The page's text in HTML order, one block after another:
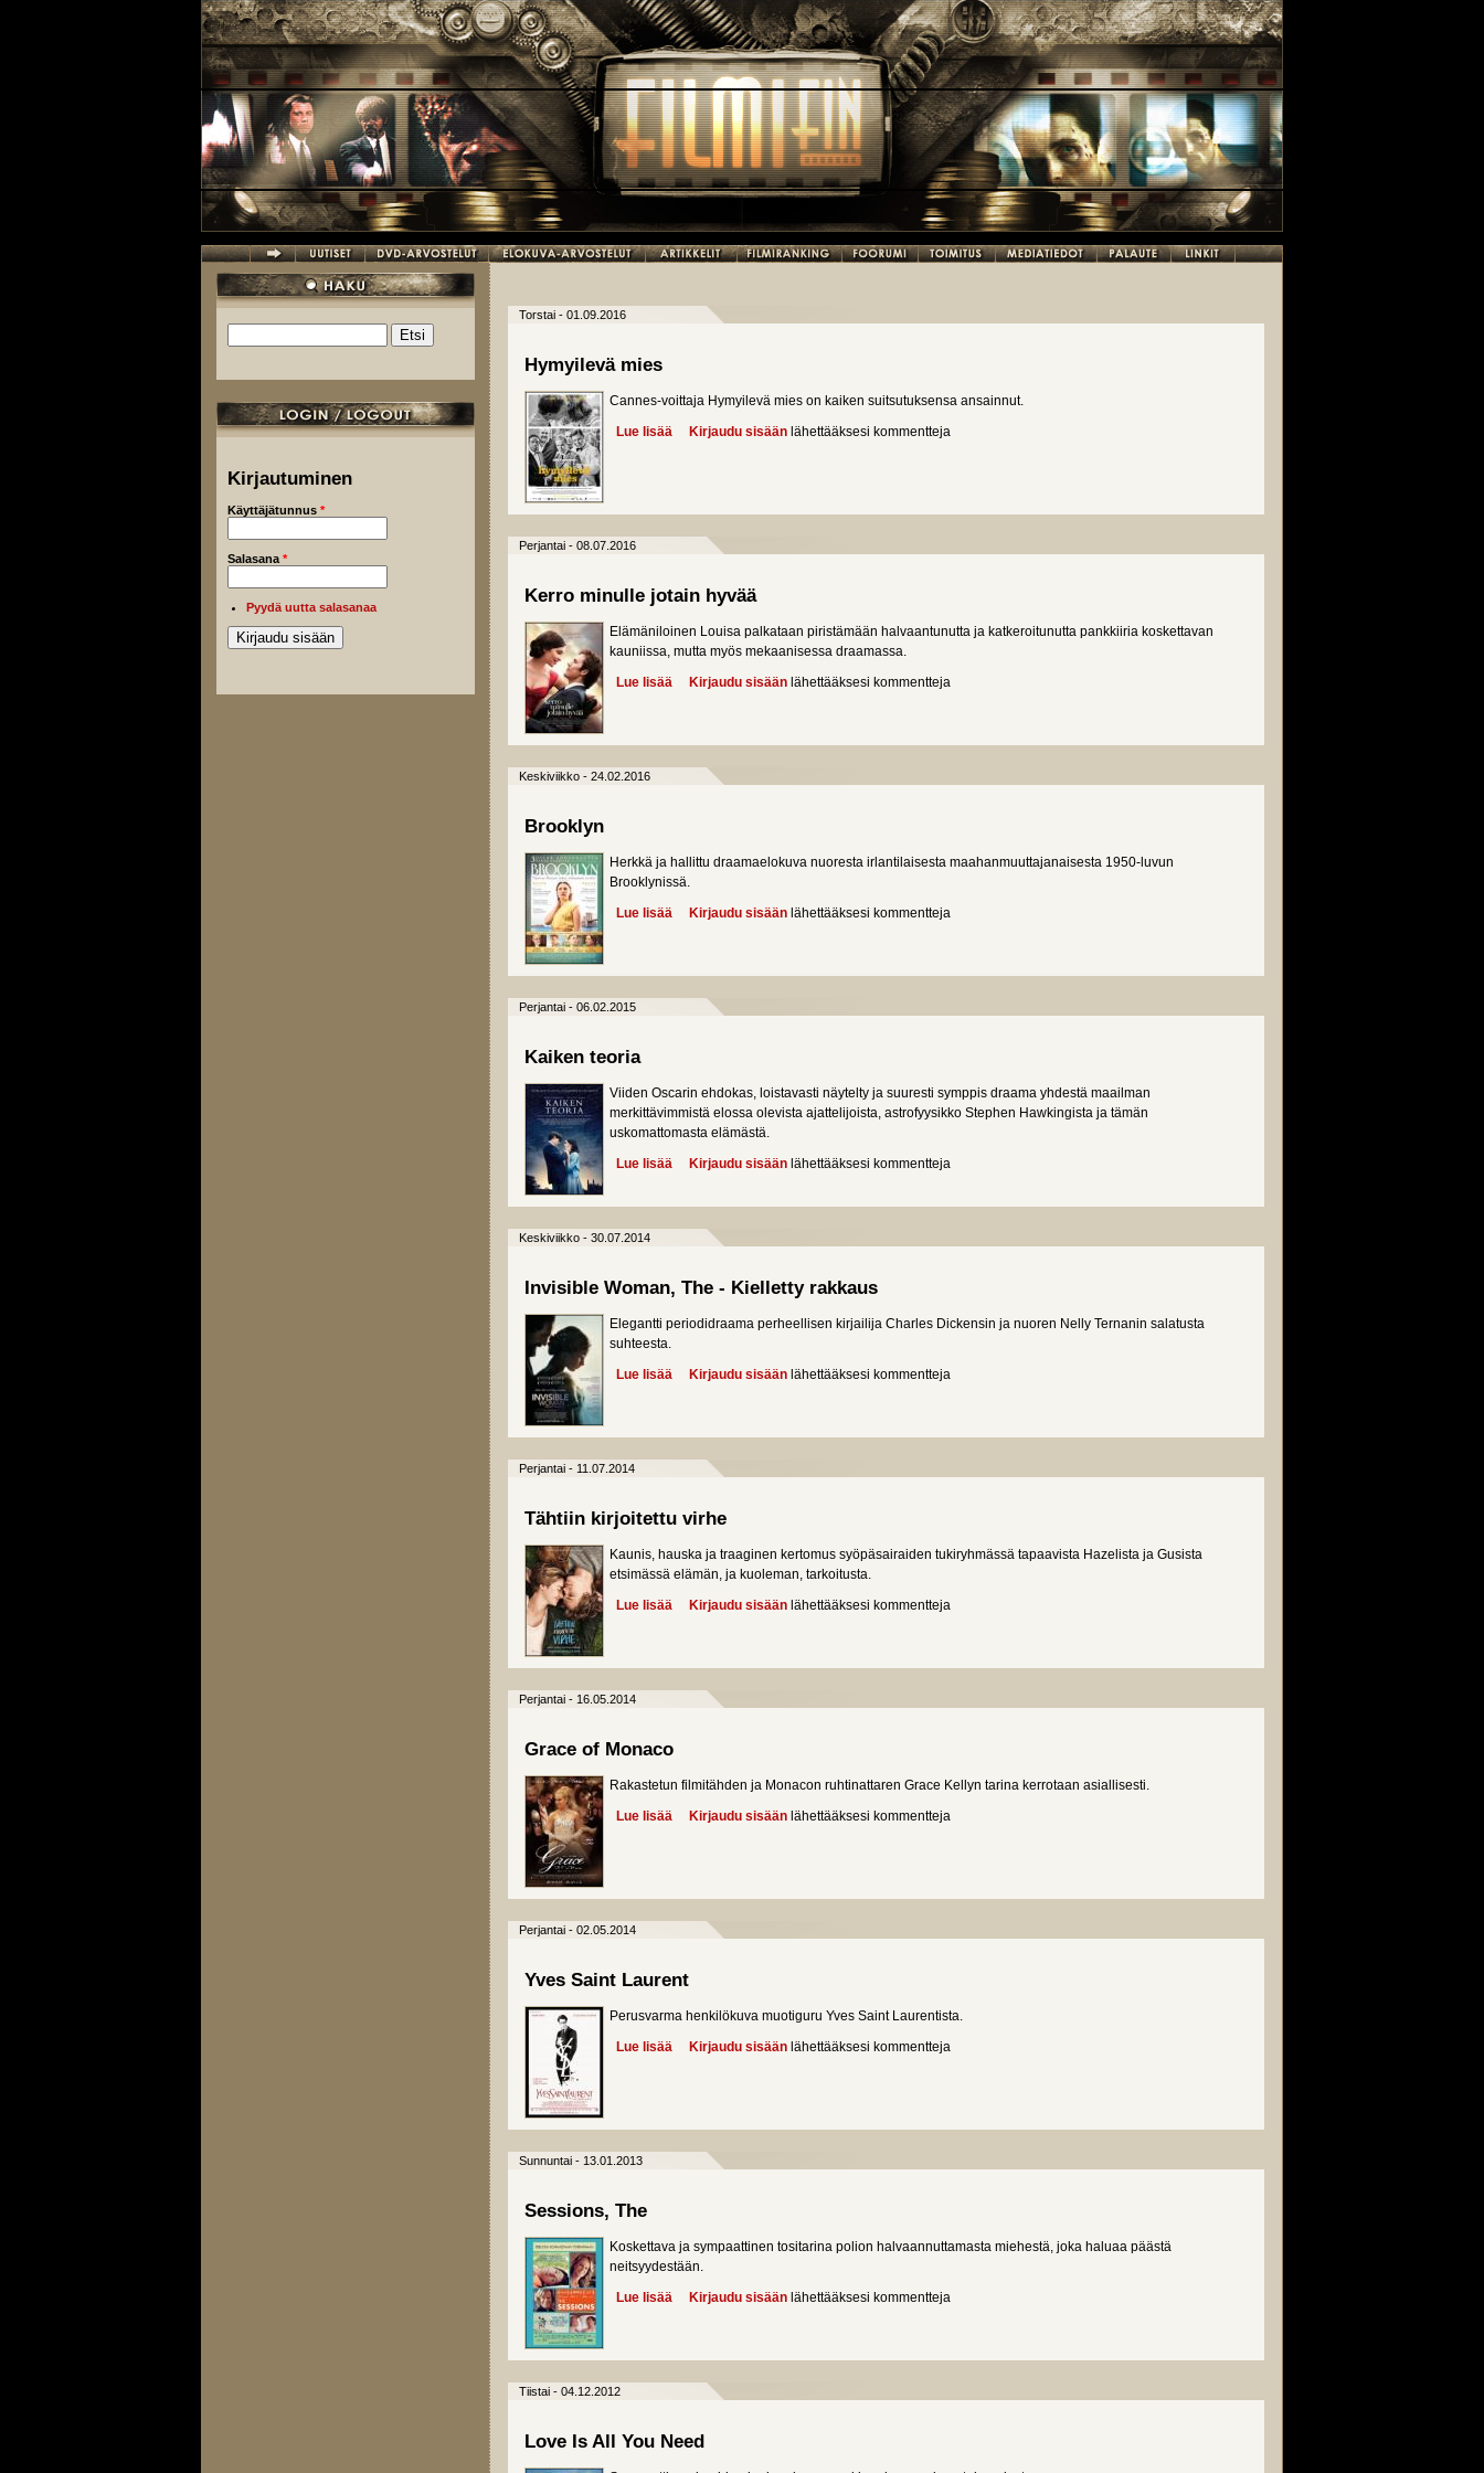
Hakulomake
Kirjautuminen
Käyttäjätunnus *
Salasana *
Pyydä uutta salasanaa
Torstai - 01.09.2016
Hymyilevä mies
Cannes-voittaja Hymyilevä mies on kaiken suitsutuksensa ansainnut.
Lue lisää about Hymyilevä mies
Kirjaudu sisään lähettääksesi kommentteja
Perjantai - 08.07.2016
Kerro minulle jotain hyvää
Elämäniloinen Louisa palkataan piristämään halvaantunutta ja katkeroitunutta pankkiiria koskettavan
kauniissa, mutta myös mekaanisessa draamassa.
Lue lisää about Kerro minulle jotain hyvää
Kirjaudu sisään lähettääksesi kommentteja
Keskiviikko - 24.02.2016
Brooklyn
Herkkä ja hallittu draamaelokuva nuoresta irlantilaisesta maahanmuuttajanaisesta 1950-luvun
Brooklynissä.
Lue lisää about Brooklyn
Kirjaudu sisään lähettääksesi kommentteja
Perjantai - 06.02.2015
Kaiken teoria
Viiden Oscarin ehdokas, loistavasti näytelty ja suuresti symppis draama yhdestä maailman
merkittävimmistä elossa olevista ajattelijoista, astrofyysikko Stephen Hawkingista ja tämän
uskomattomasta elämästä.
Lue lisää about Kaiken teoria
Kirjaudu sisään lähettääksesi kommentteja
Keskiviikko - 30.07.2014
Invisible Woman, The - Kielletty rakkaus
Elegantti periodidraama perheellisen kirjailija Charles Dickensin ja nuoren Nelly Ternanin salatusta
suhteesta.
Lue lisää about Invisible Woman, The - Kielletty rakkaus
Kirjaudu sisään lähettääksesi kommentteja
Perjantai - 11.07.2014
Tähtiin kirjoitettu virhe
Kaunis, hauska ja traaginen kertomus syöpäsairaiden tukiryhmässä tapaavista Hazelista ja Gusista
etsimässä elämän, ja kuoleman, tarkoitusta.
Lue lisää about Tähtiin kirjoitettu virhe
Kirjaudu sisään lähettääksesi kommentteja
Perjantai - 16.05.2014
Grace of Monaco
Rakastetun filmitähden ja Monacon ruhtinattaren Grace Kellyn tarina kerrotaan asiallisesti.
Lue lisää about Grace of Monaco
Kirjaudu sisään lähettääksesi kommentteja
Perjantai - 02.05.2014
Yves Saint Laurent
Perusvarma henkilökuva muotiguru Yves Saint Laurentista.
Lue lisää about Yves Saint Laurent
Kirjaudu sisään lähettääksesi kommentteja
Sunnuntai - 13.01.2013
Sessions, The
Koskettava ja sympaattinen tositarina polion halvaannuttamasta miehestä, joka haluaa päästä
neitsyydestään.
Lue lisää about Sessions, The
Kirjaudu sisään lähettääksesi kommentteja
Tiistai - 04.12.2012
Love Is All You Need